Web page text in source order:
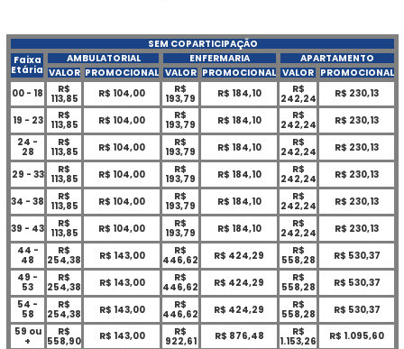
SEM COPARTICIPAÇÃO
Faixa
Etária
AMBULATORIAL ENFERMARIA
APARTAMENTO
VALOR PROMOCIONAL VALOR PROMOCIONAL VALOR PROMOCIONAL
00 - 18
R$
113,85 R$ 104,00 R$
193,79 R$ 184,10 R$
242,24
R$ 230,13
19 - 23
R$
113,85 R$ 104,00 R$
193,79 R$ 184,10 R$
242,24
R$ 230,13
24 -
28
R$
113,85 R$ 104,00 R$
193,79 R$ 184,10 R$
242,24
R$ 230,13
29 - 33
R$
113,85 R$ 104,00 R$
193,79 R$ 184,10 R$
242,24
R$ 230,13
34 - 38
R$
113,85 R$ 104,00 R$
193,79 R$ 184,10 R$
242,24
R$ 230,13
39 - 43
R$
113,85 R$ 104,00 R$
193,79 R$ 184,10 R$
242,24
R$ 230,13
44 -
48
R$
254,38 R$ 143,00 R$
446,62 R$ 424,29 R$
558,28
R$ 530,37
49 -
53
R$
254,38 R$ 143,00 R$
446,62 R$ 424,29 R$
558,28
R$ 530,37
54 -
58
R$
254,38 R$ 143,00 R$
446,62 R$ 424,29 R$
558,28
R$ 530,37
59 ou
+
R$
558,90 R$ 143,00 R$
922,61 R$ 876,48 R$
1.153,26
R$ 1.095,60